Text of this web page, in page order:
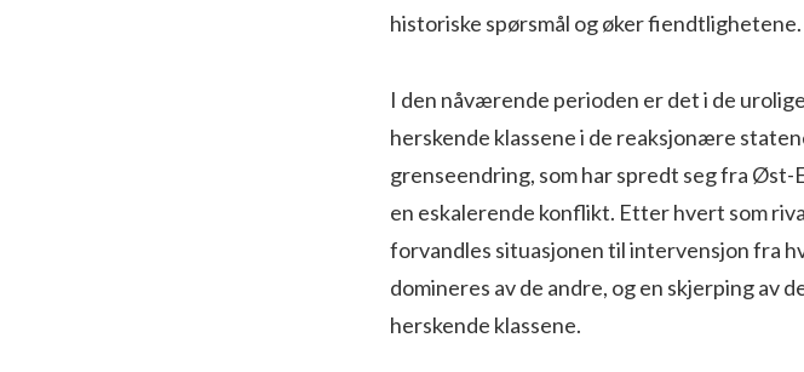
historiske spørsmål og øker fiendtlighetene.
I den nåværende perioden er det i de
herskende klassene i de reaksjonære
grenseendring, som har spredt seg fra
en eskalerende konflikt. Etter hvert som
forvandles situasjonen til intervensjon fra
domineres av de andre, og en skjerping av
herskende klassene.